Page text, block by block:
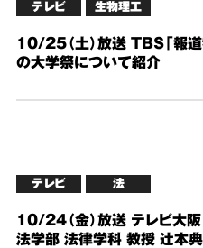
テレビ 生物理工
10/25（土）放送 TBS「報
の大学祭について紹介
テレビ 法
10/24（金）放送 テレビ大阪
法学部 法律学科 教授 辻本典